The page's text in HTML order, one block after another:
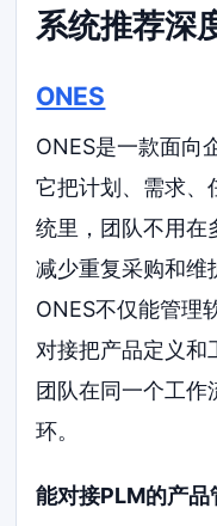
系统推荐深
ONES
ONES是一款面向
它把计划、需求、
统里，团队不用在
减少重复采购和维
ONES不仅能管理
对接把产品定义和
团队在同一个工作
环。
能对接PLM的产品